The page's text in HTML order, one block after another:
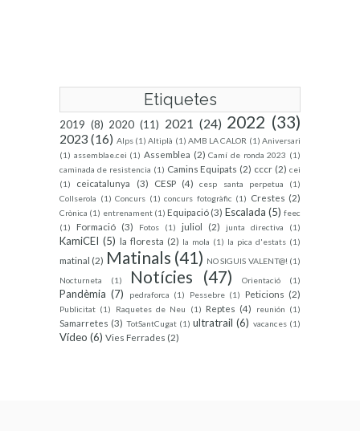
Etiquetes
2019 (8) 2020 (11) 2021 (24) 2022 (33)
2023 (16) Alps (1) Altiplà (1) AMB LA CALOR (1) Aniversari
(1) assemblae.cei (1) Assemblea (2) Camí de ronda 2023 (1)
caminada de resistencia (1) Camins Equipats (2) cccr (2) cei
(1)
ceicatalunya (3) CESP (4) cesp santa perpetua
(1)
Collserola (1) Concurs (1) concurs fotogràfic (1) Crestes (2)
Crònica (1) entrenament (1) Equipació (3) Escalada (5) feec
(1)
Formació (3) Fotos (1) juliol (2) junta directiva (1)
KamiCEI (5) la floresta (2) la mola (1) la pica d'estats (1)
matinal (2) Matinals (41) NO SIGUIS VALENT@! (1)
Nocturneta
(1) Notícies (47) Orientació (1)
Pandèmia (7) pedraforca (1) Pessebre (1) Peticions (2)
Publicitat (1) Raquetes de Neu (1) Reptes (4) reunión (1)
Samarretes (3) TotSantCugat (1) ultratrail (6) vacances (1)
Vídeo (6) Vies Ferrades (2)